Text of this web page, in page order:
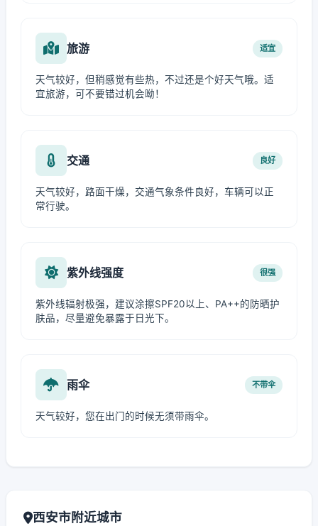
旅游 适宜
天气较好，但稍感觉有些热，不过还是个好天气哦。适
宜旅游，可不要错过机会呦！
交通 良好
天气较好，路面干燥，交通气象条件良好，车辆可以正
常行驶。
紫外线强度 很强
紫外线辐射极强，建议涂擦SPF20以上、PA++的防晒护
肤品，尽量避免暴露于日光下。
雨伞 不带伞
天气较好，您在出门的时候无须带雨伞。
西安市附近城市